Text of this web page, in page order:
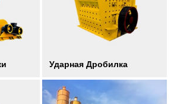
Ударная Дробилка